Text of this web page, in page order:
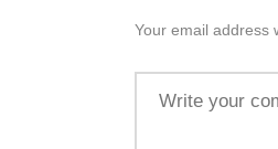
Your email address